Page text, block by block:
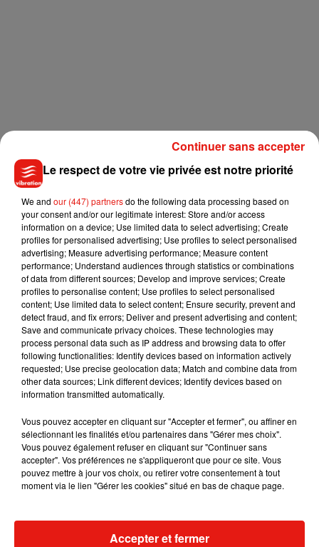
Musique
Julien Lieb s’essaye à la vie de chatelain
dans son nouveau clip
Le respect de votre vie privée est notre priorité
We and our (447) partnersdo the following data processing based on
your consent and/or our legitimate interest: Store and/or access
information on a device; Use limited data to select advertising; Create
profiles for personalised advertising; Use profiles to select personalised
advertising; Measure advertising performance; Measure content
performance; Understand audiences through statistics or combinations
of data from different sources; Develop and improve services; Create
profiles to personalise content; Use profiles to select personalised
content; Use limited data to select content; Ensure security, prevent and
detect fraud, and fix errors; Deliver and present advertising and content;
Save and communicate privacy choices. These technologies may
process personal data such as IP address and browsing data to offer
following functionalities: Identify devices based on information actively
requested; Use precise geolocation data; Match and combine data from
other data sources; Link different devices; Identify devices based on
information transmitted automatically.
Vous pouvez accepter en cliquant sur "Accepter et fermer", ou affiner en
sélectionnant les finalités et/ou partenaires dans "Gérer mes choix".
Vous pouvez également refuser en cliquant sur "Continuer sans
accepter". Vos préférences ne s'appliqueront que pour ce site. Vous
pouvez mettre à jour vos choix, ou retirer votre consentement à tout
moment via le lien "Gérer les cookies" situé en bas de chaque page.
Accepter et fermer
Continuer sans accepter